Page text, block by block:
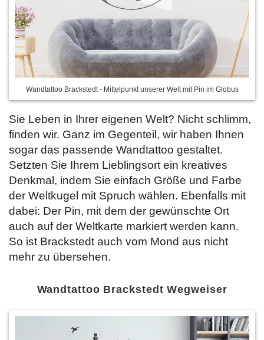
Wandtattoo Brackstedt - Mittelpunkt unserer Welt mit Pin im Globus
Sie Leben in Ihrer eigenen Welt? Nicht schlimm,
finden wir. Ganz im Gegenteil, wir haben Ihnen
sogar das passende Wandtattoo gestaltet.
Setzten Sie Ihrem Lieblingsort ein kreatives
Denkmal, indem Sie einfach Größe und Farbe
der Weltkugel mit Spruch wählen. Ebenfalls mit
dabei: Der Pin, mit dem der gewünschte Ort
auch auf der Weltkarte markiert werden kann.
So ist Brackstedt auch vom Mond aus nicht
mehr zu übersehen.
Wandtattoo Brackstedt Wegweiser